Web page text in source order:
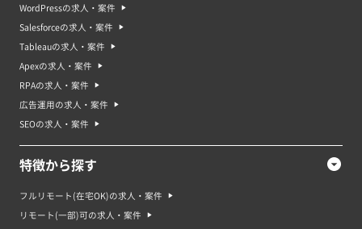
WordPressの求人・案件
Salesforceの求人・案件
Tableauの求人・案件
Apexの求人・案件
RPAの求人・案件
広告運用の求人・案件
SEOの求人・案件
特徴から探す
フルリモート(在宅OK)の求人・案件
リモート(一部)可の求人・案件